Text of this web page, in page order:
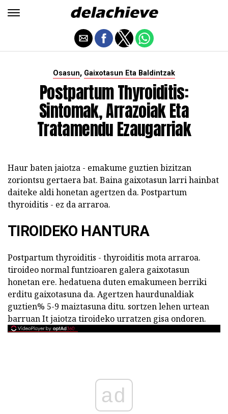
Osasun, Gaixotasun Eta Baldintzak
Postpartum Thyroiditis:
Sintomak, Arrazoiak Eta
Tratamendu Ezaugarriak
Haur baten jaiotza - emakume guztien bizitzan
zoriontsu gertaera bat. Baina gaixotasun larri hainbat
daiteke aldi honetan agertzen da. Postpartum
thyroiditis - ez da arraroa.
TIROIDEKO HANTURA
Postpartum thyroiditis - thyroiditis mota arraroa.
tiroideo normal funtzioaren galera gaixotasun
honetan ere. hedatuena duten emakumeen berriki
erditu gaixotasuna da. Agertzen haurdunaldiak
guztien% 5-9 maiztasuna ditu. sortzen lehen urtean
barruan It jaiotza tiroideko urratzen gisa ondoren.
ad